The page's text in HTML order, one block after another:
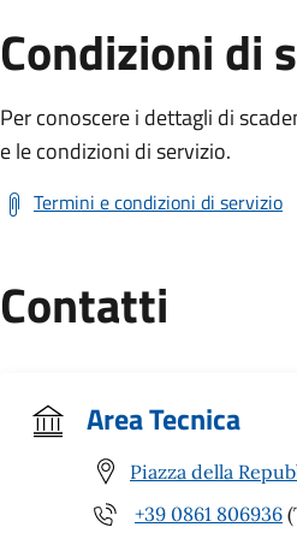
Condizioni di
Per conoscere i dettagli di
e le condizioni di servizio.
Termini e condizioni di servizio
Contatti
Area Tecnica
Piazza della
+39 0861 806936